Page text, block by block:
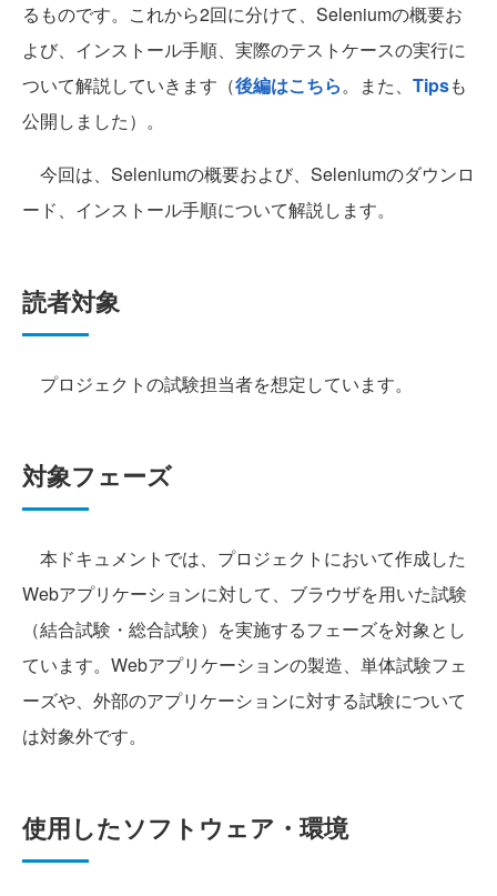
るものです。これから2回に分けて、Seleniumの概要お
よび、インストール手順、実際のテストケースの実行に
ついて解説していきます（後編はこちら。また、 Tipsも
公開しました）。
今回は、Seleniumの概要および、Seleniumのダウンロ
ード、インストール手順について解説します。
読者対象
プロジェクトの試験担当者を想定しています。
対象フェーズ
本ドキュメントでは、プロジェクトにおいて作成した
Webアプリケーションに対して、ブラウザを用いた試験
（結合試験・総合試験）を実施するフェーズを対象とし
ています。Webアプリケーションの製造、単体試験フェ
ーズや、外部のアプリケーションに対する試験について
は対象外です。
使用したソフトウェア・環境